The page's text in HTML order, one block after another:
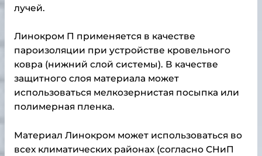
лучей.
Линокром П применяется в качестве
пароизоляции при устройстве кровельного
ковра (нижний слой системы). В качестве
защитного слоя материала может
использоваться мелкозернистая посыпка или
полимерная пленка.
Материал Линокром может использоваться во
всех климатических районах (согласно СНиП